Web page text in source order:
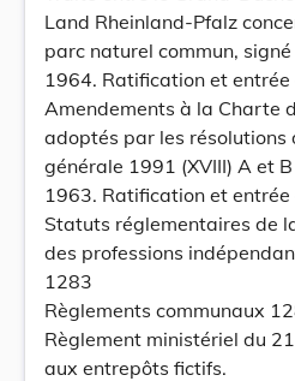
Land Rheinland-Pfalz
parc naturel commun,
1964. Ratification et entrée
Amendements à la Charte
adoptés par les résolutions
générale 1991 (XVIII) A et
1963. Ratification et
Statuts réglementaires de
des professions
1283
Règlements communaux
Règlement ministériel du
aux entrepôts fictifs.